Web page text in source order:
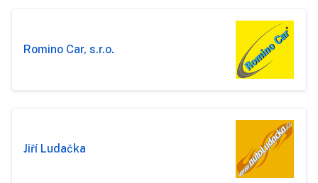
Romino Car, s.r.o.
Jiří Ludačka